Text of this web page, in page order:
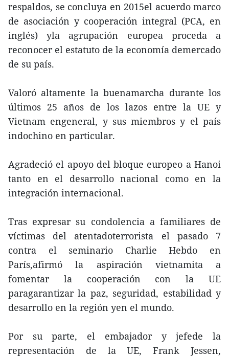
respaldos, se concluya en 2015el acuerdo marco
de asociación y cooperación integral (PCA, en
inglés) yla agrupación europea proceda a
reconocer el estatuto de la economía demercado
de su país.
Valoró altamente la buenamarcha durante los
últimos 25 años de los lazos entre la UE y
Vietnam engeneral, y sus miembros y el país
indochino en particular.
Agradeció el apoyo del bloque europeo a Hanoi
tanto en el desarrollo nacional como en la
integración internacional.
Tras expresar su condolencia a familiares de
víctimas del atentadoterrorista el pasado 7
contra el seminario Charlie Hebdo en
París,afirmó la aspiración vietnamita a
fomentar la cooperación con la UE
paragarantizar la paz, seguridad, estabilidad y
desarrollo en la región yen el mundo.
Por su parte, el embajador y jefede la
representación de la UE, Frank Jessen,